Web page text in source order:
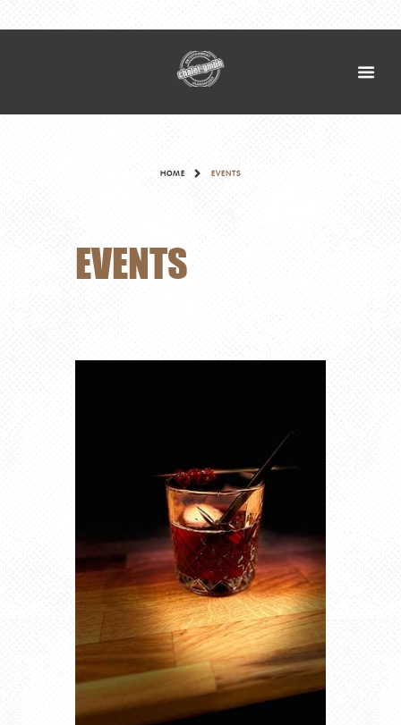
HOME EVENTS
EVENTS